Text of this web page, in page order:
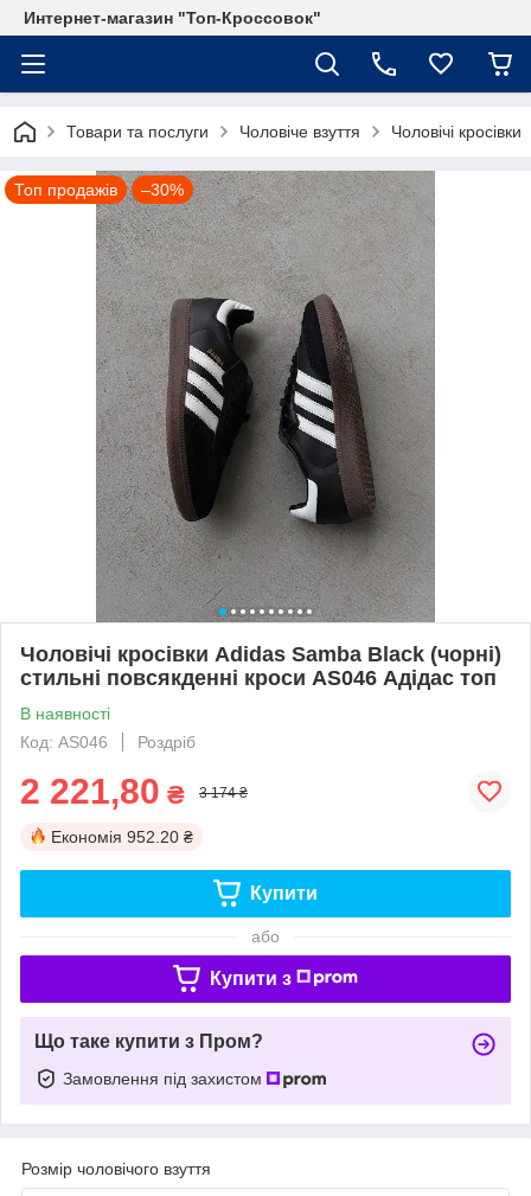
Интернет-магазин "Топ-Кроссовок"
Товари та послуги Чоловіче взуття Чоловічі кросівки
Топ продажів –30%
Чоловічі кросівки Adidas Samba Black (чорні)
стильні повсякденні кроси AS046 Адідас топ
В наявності
Код: AS046
Роздріб
2 221,80 ₴ 3 174 ₴
Економія 952.20 ₴
Купити
або
Купити з
Що таке купити з Пром?
Замовлення під захистом
Розмір чоловічого взуття